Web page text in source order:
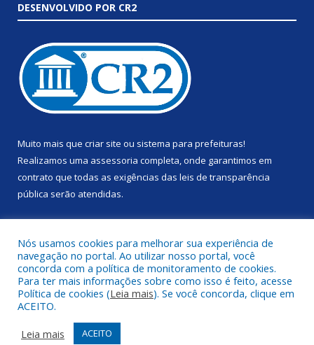
DESENVOLVIDO POR CR2
Muito mais que criar site ou sistema para prefeituras!
Realizamos uma assessoria completa, onde garantimos em
contrato que todas as exigências das leis de transparência
pública serão atendidas.
Todos os direitos reservados a Prefeitura Municipal de Anapu.
Mapa do Site
Acessar Área Administrativa
Nós usamos cookies para melhorar sua experiência de
navegação no portal. Ao utilizar nosso portal, você
concorda com a política de monitoramento de cookies.
Para ter mais informações sobre como isso é feito, acesse
Política de cookies (Leia mais). Se você concorda, clique em
ACEITO.
Leia mais
ACEITO